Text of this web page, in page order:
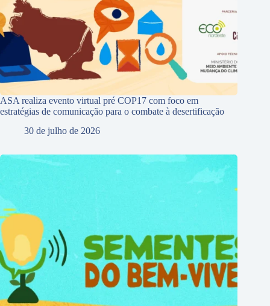
ASA realiza evento virtual pré COP17 com foco em
estratégias de comunicação para o combate à desertificação
30 de julho de 2026